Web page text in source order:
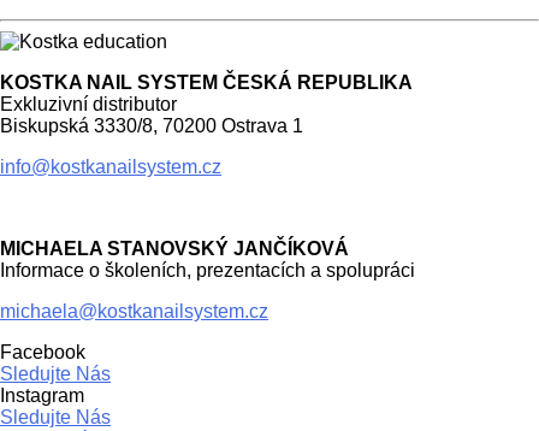
KOSTKA NAIL SYSTEM ČESKÁ REPUBLIKA
Exkluzivní distributor
Biskupská 3330/8, 70200 Ostrava 1
info@kostkanailsystem.cz
MICHAELA STANOVSKÝ JANČÍKOVÁ
Informace o školeních, prezentacích a spolupráci
michaela@kostkanailsystem.cz
Facebook
Sledujte Nás
Instagram
Sledujte Nás